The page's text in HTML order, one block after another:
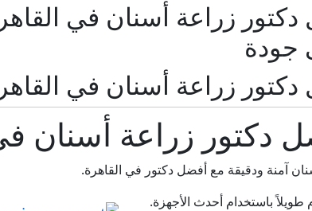
زراعة أسنان في
جودة
زراعة أسنان في
دكتور زراعة أسنان
آمنة ودقيقة مع أفضل دكتور في القاهرة.
طويلاً باستخدام أحدث الأجهزة.